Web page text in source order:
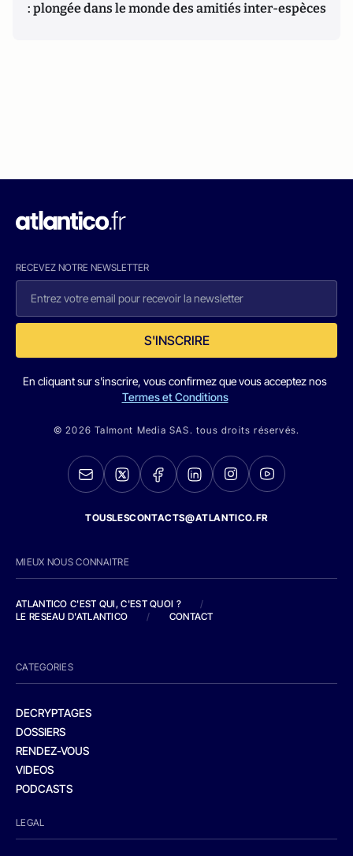
: plongée dans le monde des amitiés inter-espèces
RECEVEZ NOTRE NEWSLETTER
S'INSCRIRE
En cliquant sur s'inscrire, vous confirmez que vous acceptez nos
Termes et Conditions
© 2026 Talmont Media SAS. tous droits réservés.
TOUSLESCONTACTS@ATLANTICO.FR
MIEUX NOUS CONNAITRE
ATLANTICO C'EST QUI, C'EST QUOI ?
/
LE RESEAU D'ATLANTICO
/ CONTACT
CATEGORIES
DECRYPTAGES
DOSSIERS
RENDEZ-VOUS
VIDEOS
PODCASTS
LEGAL